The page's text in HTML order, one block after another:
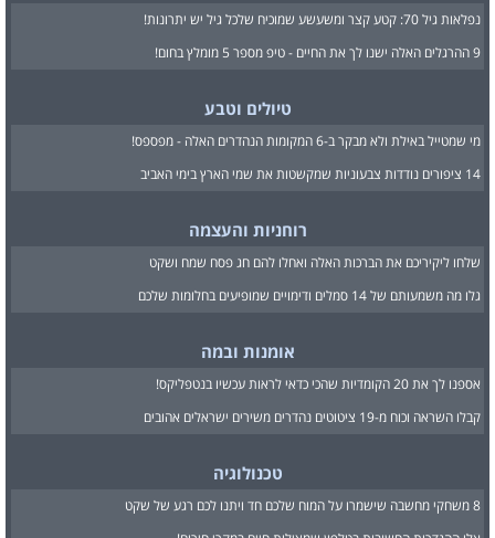
נפלאות גיל 70: קטע קצר ומשעשע שמוכיח שלכל גיל יש יתרונות!
9 ההרגלים האלה ישנו לך את החיים - טיפ מספר 5 מומלץ בחום!
טיולים וטבע
מי שמטייל באילת ולא מבקר ב-6 המקומות הנהדרים האלה - מפספס!
14 ציפורים נודדות צבעוניות שמקשטות את שמי הארץ בימי האביב
רוחניות והעצמה
שלחו ליקיריכם את הברכות האלה ואחלו להם חג פסח שמח ושקט
גלו מה משמעותם של 14 סמלים ודימויים שמופיעים בחלומות שלכם
אומנות ובמה
אספנו לך את 20 הקומדיות שהכי כדאי לראות עכשיו בנטפליקס!
קבלו השראה וכוח מ-19 ציטוטים נהדרים משירים ישראלים אהובים
טכנולוגיה
8 משחקי מחשבה שישמרו על המוח שלכם חד ויתנו לכם רגע של שקט